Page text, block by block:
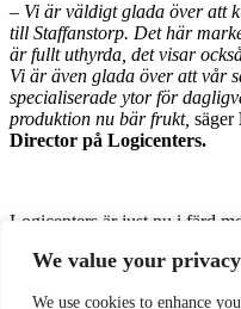
We value your privacy
We use cookies to enhance
– Vi är väldigt glada över att
till Staffanstorp. Det här
är fullt uthyrda, det visar
Vi är även glada över att vår
specialiserade ytor för
produktion nu bär frukt, säger
Director på Logicenters.
Logicenters är just nu i färd
000 m
toppmodern
den nya hyresgästen bidrar
diversifierat affärskluster.